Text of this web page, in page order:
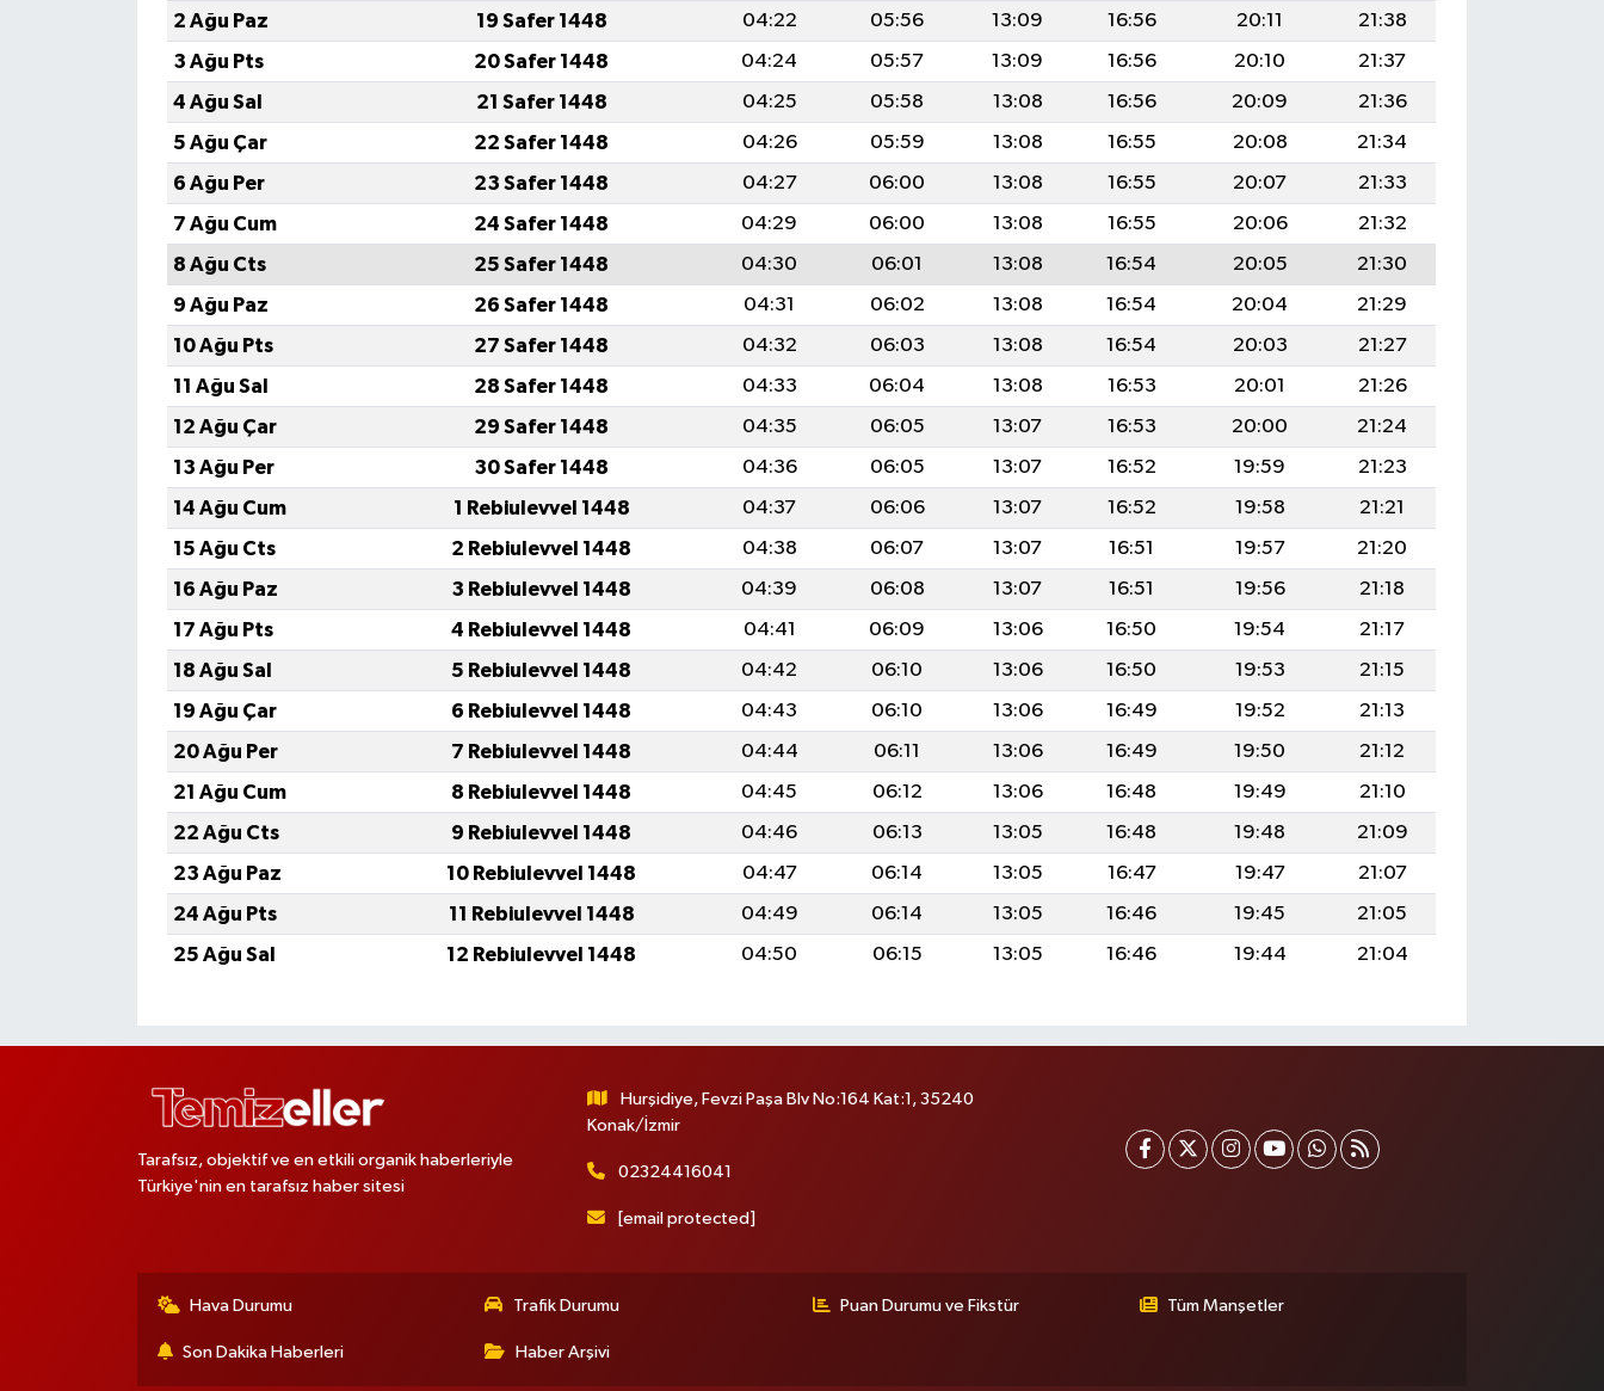
2 Ağu Paz
19 Safer 1448 04:22 05:56 13:09 16:56 20:11
21:38
3 Ağu Pts
20 Safer 1448 04:24 05:57 13:09 16:56 20:10
21:37
4 Ağu Sal
21 Safer 1448 04:25 05:58 13:08 16:56 20:09
21:36
5 Ağu Çar
22 Safer 1448 04:26 05:59 13:08 16:55 20:08
21:34
6 Ağu Per
23 Safer 1448 04:27 06:00 13:08 16:55 20:07
21:33
7 Ağu Cum
24 Safer 1448 04:29 06:00 13:08 16:55 20:06
21:32
8 Ağu Cts
25 Safer 1448 04:30 06:01 13:08 16:54 20:05
21:30
9 Ağu Paz
26 Safer 1448 04:31 06:02 13:08 16:54 20:04
21:29
10 Ağu Pts
27 Safer 1448 04:32 06:03 13:08 16:54 20:03
21:27
11 Ağu Sal
28 Safer 1448 04:33 06:04 13:08 16:53 20:01
21:26
12 Ağu Çar
29 Safer 1448 04:35 06:05 13:07 16:53 20:00
21:24
13 Ağu Per
30 Safer 1448 04:36 06:05 13:07 16:52 19:59
21:23
14 Ağu Cum
1 Rebiulevvel 1448 04:37 06:06 13:07 16:52 19:58
21:21
15 Ağu Cts
2 Rebiulevvel 1448 04:38 06:07 13:07 16:51 19:57
21:20
16 Ağu Paz
3 Rebiulevvel 1448 04:39 06:08 13:07 16:51 19:56
21:18
17 Ağu Pts
4 Rebiulevvel 1448 04:41 06:09 13:06 16:50 19:54
21:17
18 Ağu Sal
5 Rebiulevvel 1448 04:42 06:10 13:06 16:50 19:53
21:15
19 Ağu Çar
6 Rebiulevvel 1448 04:43 06:10 13:06 16:49 19:52
21:13
20 Ağu Per
7 Rebiulevvel 1448 04:44 06:11 13:06 16:49 19:50
21:12
21 Ağu Cum
8 Rebiulevvel 1448 04:45 06:12 13:06 16:48 19:49
21:10
22 Ağu Cts
9 Rebiulevvel 1448 04:46 06:13 13:05 16:48 19:48
21:09
23 Ağu Paz
10 Rebiulevvel 1448 04:47 06:14 13:05 16:47 19:47
21:07
24 Ağu Pts
11 Rebiulevvel 1448 04:49 06:14 13:05 16:46 19:45
21:05
25 Ağu Sal
12 Rebiulevvel 1448 04:50 06:15 13:05 16:46 19:44 21:04
Tarafsız, objektif ve en etkili organik haberleriyle
Türkiye'nin en tarafsız haber sitesi
Hurşidiye, Fevzi Paşa Blv No:164 Kat:1, 35240
Konak/İzmir
02324416041
[email protected]
Hava Durumu Trafik Durumu Puan Durumu ve Fikstür Tüm Manşetler
Son Dakika Haberleri Haber Arşivi